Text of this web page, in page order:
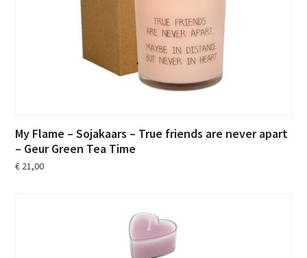
My Flame – Sojakaars – True friends are never apart
– Geur Green Tea Time
€ 21,00